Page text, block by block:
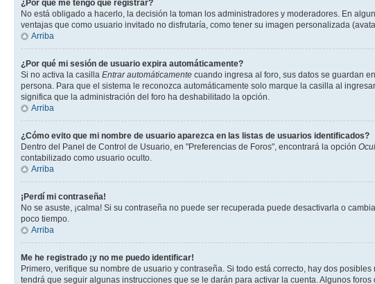
¿Por qué me tengo que registrar?
No está obligado a hacerlo, la decisión la toman los administradores y moderadores. En
ventajas que como usuario invitado no disfrutaría, como tener su imagen personalizada
Arriba
¿Por qué mi sesión de usuario expira automáticamente?
Si no activa la casilla Entrar automáticamente cuando ingresa al foro, sus datos se guardan
persona. Para que el sistema le reconozca automáticamente solo marque la casilla al
significa que la administración del foro ha deshabilitado la opción.
Arriba
¿Cómo evito que mi nombre de usuario aparezca en las listas de usuarios identificados?
Dentro del Panel de Control de Usuario, en "Preferencias de Foros", encontrará la opción
contabilizado como usuario oculto.
Arriba
¡Perdí mi contraseña!
No se asuste, ¡calma! Si su contraseña no puede ser recuperada puede desactivarla o
poco tiempo.
Arriba
Me he registrado ¡y no me puedo identificar!
Primero, verifique su nombre de usuario y contraseña. Si todo está correcto, hay dos
tendrá que seguir algunas instrucciones que se le darán para activar la cuenta. Algunos